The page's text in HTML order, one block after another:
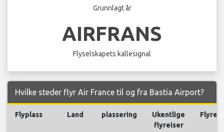
Grunnlagt år
AIRFRANS
Flyselskapets kallesignal
Hvilke steder flyr Air France til og fra Bastia Airport?
Flyplass Land plassering
Ukentlige
flyreiser